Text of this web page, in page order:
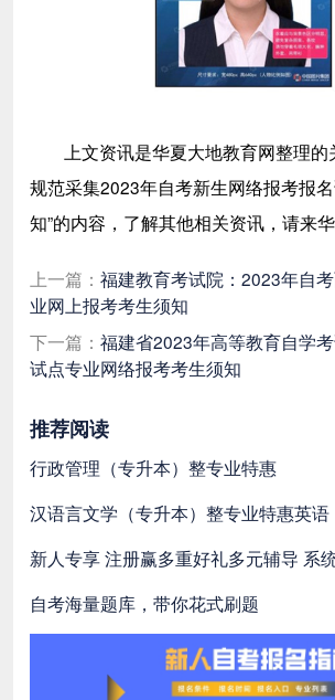
上文资讯是华夏大地教育网整理
规范采集2023年自考新生网络报考报
知”的内容，了解其他相关资讯，请来华
上一篇： 福建教育考试院：2023年自
业网上报考考生须知
下一篇： 福建省2023年高等教育自学
试点专业网络报考考生须知
推荐阅读
行政管理（专升本）整专业特惠
汉语言文学（专升本）整专业特惠英语
新人专享 注册赢多重好礼多元辅导 系
自考海量题库，带你花式刷题